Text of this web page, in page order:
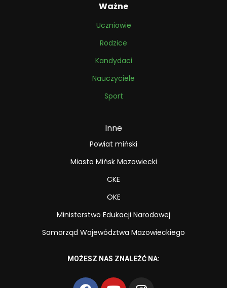
Ważne
Uczniowie
Rodzice
Kandydaci
Nauczyciele
Sport
Inne
Powiat miński
Miasto Mińsk Mazowiecki
CKE
OKE
Ministerstwo Edukacji Narodowej
Samorząd Województwa Mazowieckiego
MOŻESZ NAS ZNALEŹĆ NA: